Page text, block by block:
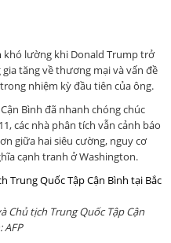
khó lường khi Donald Trump trở
tăng về thương mại và vấn đề
nhiệm kỳ đầu tiên của ông.
Bình đã nhanh chóng chúc
các nhà phân tích vẫn cảnh báo
giữa hai siêu cường, nguy cơ
cạnh tranh ở Washington.
Chủ tịch Trung Quốc Tập Cận
AFP